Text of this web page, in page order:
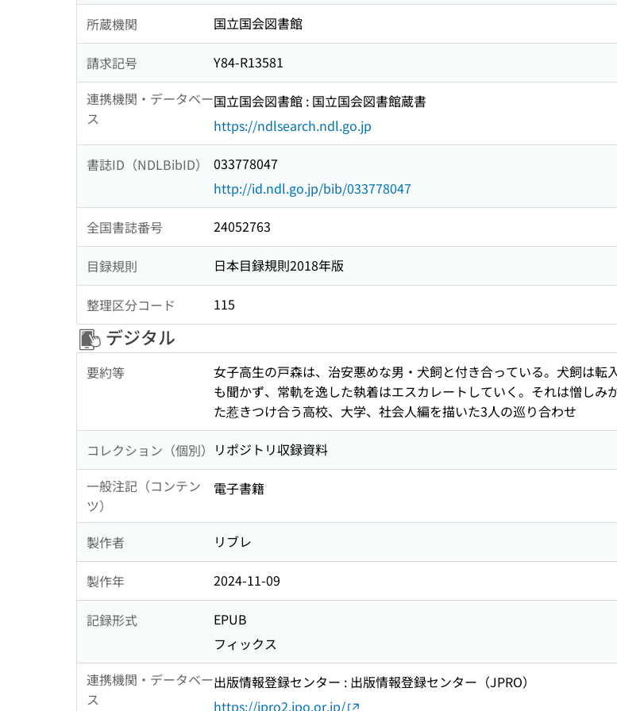
所蔵機関 国立国会図書館
請求記号
Y84-R13581
連携機関・データベー
ス
国立国会図書館 : 国立国会図書館蔵書
https://ndlsearch.ndl.go.jp
書誌ID（NDLBibID）
033778047
http://id.ndl.go.jp/bib/033778047
全国書誌番号 24052763
目録規則 日本目録規則2018年版
整理区分コード 115
デジタル
要約等
女子高生の戸森は、治安悪めな男・犬飼と付き合っている。犬飼は
も聞かず、常軌を逸した執着はエスカレートしていく。それは憎
た惹きつけ合う高校、大学、社会人編を描いた3人の巡り合わせ
コレクション（個別） リポジトリ収録資料
一般注記（コンテン
ツ）
電子書籍
製作者 リブレ
製作年 2024-11-09
記録形式
EPUB
フィックス
連携機関・データベー
ス
出版情報登録センター : 出版情報登録センター（JPRO）
https://jpro2.jpo.or.jp/